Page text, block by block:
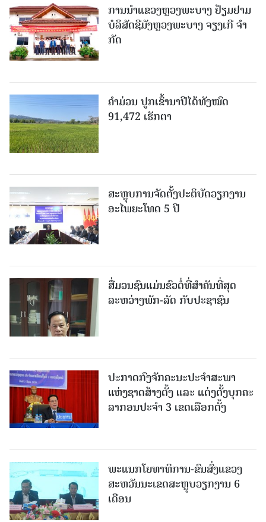
ການນຳແຂວງຫຼວງພະບາງ ຢ້ຽມ​ຢາມ
ບໍ​ລິ​ສັດຊີມັງຫຼວງພະບາງ ຈຽງເກີ ຈໍາ
ກັດ
ຄໍາມ່ວນ ປູກເຂົ້ານາປີໄດ້ທັງໝົດ
91,472 ເຮັກຕາ
ສະຫຼຸບການຈັດຕັ້ງປະຕິບັດວຽກງານ
ອະໄພຍະໂທດ 5 ປີ
ສື່ມວນຊົນແມ່ນຂົວຕໍ່ທີ່ສໍາຄັນທີ່ສຸດ
ລະຫວ່າງພັກ-ລັດ ກັບປະຊາຊົນ
ປະກາດກົງຈັກຄະນະປະຈໍາສະພາ
ແຫ່ງຊາດສ້າງຕັ້ງ ແລະ ແຕ່ງຕັ້ງບຸກຄະ
ລາກອນປະຈໍາ 3 ເຂດເລືອກຕັ້ງ
ພະແນກໂຍທາທິການ-ຂົນສົ່ງແຂວງ
ສະຫວັນນະເຂດສະຫຼຸບວຽກງານ 6
ເດືອນ